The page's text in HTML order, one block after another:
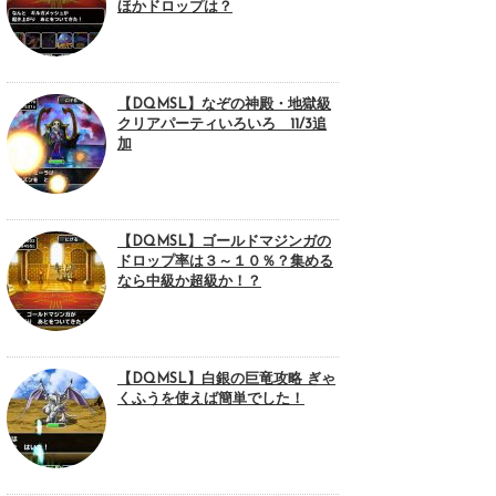
ほかドロップは？
【DQMSL】なぞの神殿・地獄級
クリアパーティいろいろ 11/3追
加
【DQMSL】ゴールドマジンガの
ドロップ率は３～１０％？集める
なら中級か超級か！？
【DQMSL】白銀の巨竜攻略 ぎゃ
くふうを使えば簡単でした！